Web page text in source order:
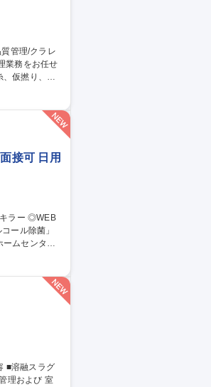
回前後/月。海
接可 日用
ムセンタ
す。将来的に
理および 室